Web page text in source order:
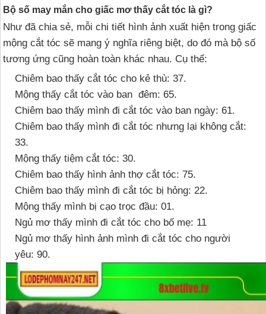
Bộ số may mắn cho giấc mơ thấy cắt tóc là gì?
Như đã chia sẻ, mỗi chi tiết hình ảnh xuất hiện trong giấc
mộng cắt tóc sẽ mang ý nghĩa riêng biệt, do đó mà bộ số
tương ứng cũng hoàn toàn khác nhau. Cụ thể:
Chiêm bao thấy cắt tóc cho kẻ thù: 37.
Mộng thấy cắt tóc vào ban đêm: 65.
Chiêm bao thấy mình đi cắt tóc vào ban ngày: 61.
Chiêm bao thấy mình đi cắt tóc nhưng lại không cắt:
33.
Mộng thấy tiệm cắt tóc: 30.
Chiêm bao thấy hình ảnh thợ cắt tóc: 75.
Chiêm bao thấy mình đi cắt tóc bị hỏng: 22.
Mộng thấy mình bị cạo trọc đầu: 01.
Ngủ mơ thấy mình đi cắt tóc cho bố mẹ: 11
Ngủ mơ thấy hình ảnh mình đi cắt tóc cho người
yêu: 90.